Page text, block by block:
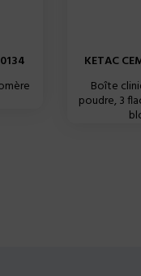
KETAC
Boîte
poudre, 3